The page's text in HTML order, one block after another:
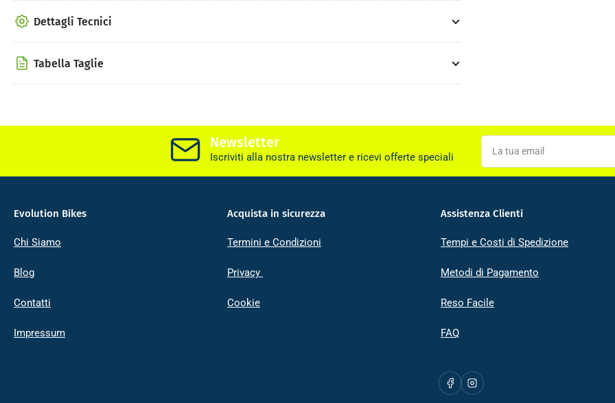
Dettagli Tecnici
Tabella Taglie
Newsletter
Iscriviti alla nostra newsletter e ricevi offerte speciali
La
tua
email
Evolution Bikes
Chi Siamo
Blog
Contatti
Impressum
Acquista in sicurezza
Termini e Condizioni
Privacy
Cookie
Assistenza Clienti
Tempi e Costi di Spedizione
Metodi di Pagamento
Reso Facile
FAQ
FacebookInstagram